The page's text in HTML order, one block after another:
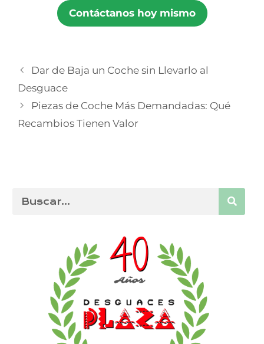
Contáctanos hoy mismo
Dar de Baja un Coche sin Llevarlo al
Desguace
Piezas de Coche Más Demandadas: Qué
Recambios Tienen Valor